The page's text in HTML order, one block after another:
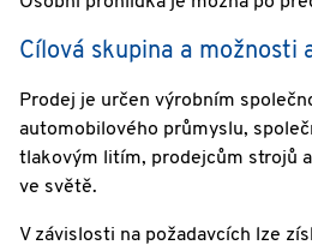
Cílová skupina a možnosti
Prodej je určen výrobním
automobilového průmyslu,
tlakovým litím, prodejcům strojů
ve světě.
V závislosti na požadavcích lze